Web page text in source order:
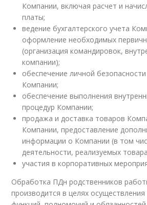
Компании, включая расчет и
платы;
ведение бухгалтерского учета
оформление необходимых
(организация командировок,
компании);
обеспечение личной
Компании;
обеспечение выполнения
процедур Компании;
продажа и доставка товаров
Компании, предоставление
информации о Компании (в том
деятельности, реализуемых
участия в корпоративных
Обработка ПДн родственников
производится в целях